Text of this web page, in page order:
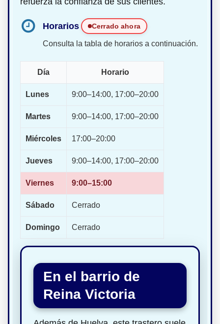
Horarios Cerrado ahora
Consulta la tabla de horarios a continuación.
Día Horario
Lunes 9:00–14:00, 17:00–20:00
Martes 9:00–14:00, 17:00–20:00
Miércoles 17:00–20:00
Jueves 9:00–14:00, 17:00–20:00
Viernes 9:00–15:00
Sábado Cerrado
Domingo Cerrado
En el barrio de
Reina Victoria